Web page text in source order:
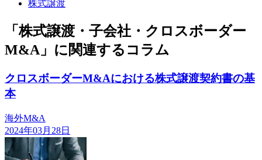
株式譲渡
「株式譲渡・子会社・クロスボーダー
M&A」に関連するコラム
クロスボーダーM&Aにおける株式譲渡契約書の基
本
海外M&A
2024年03月28日